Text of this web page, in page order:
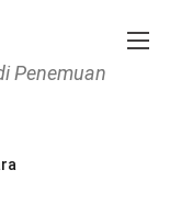
Penemuan